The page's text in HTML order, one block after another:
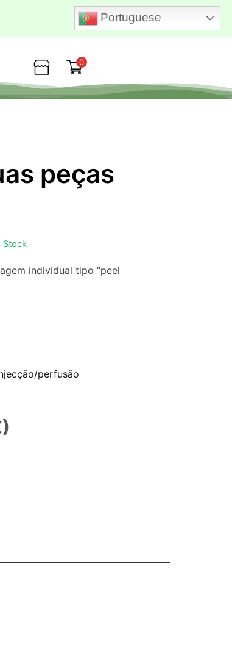
Portuguese
Loja
0
peças
Stock
individual tipo “peel
perfusão